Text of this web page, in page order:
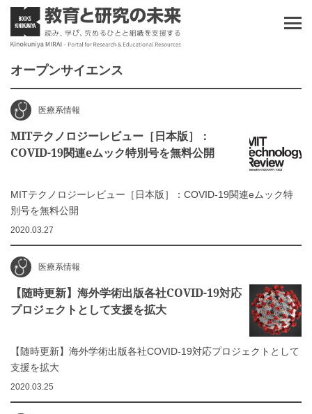
オープンサイエンス
医療系情報
MITテクノロジーレビュー［日本版］：
COVID-19関連eムック特別号を無料公開
MITテクノロジーレビュー［日本版］：COVID-19関連eムック特
別号を無料公開
2020.03.27
医療系情報
【随時更新】海外学術出版各社COVID-19対応
プロジェクトとして支援を拡大
【随時更新】海外学術出版各社COVID-19対応プロジェクトとして
支援を拡大
2020.03.25